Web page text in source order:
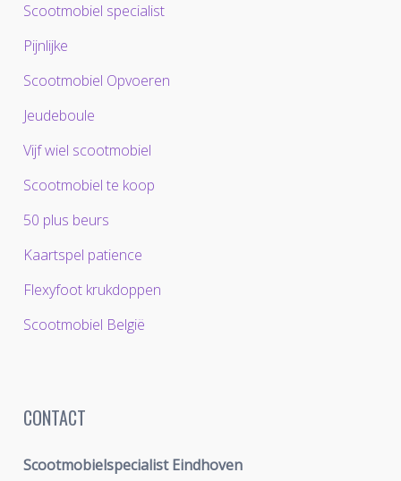
Scootmobiel specialist
Pijnlijke
Scootmobiel Opvoeren
Jeudeboule
Vijf wiel scootmobiel
Scootmobiel te koop
50 plus beurs
Kaartspel patience
Flexyfoot krukdoppen
Scootmobiel België
CONTACT
Scootmobielspecialist Eindhoven